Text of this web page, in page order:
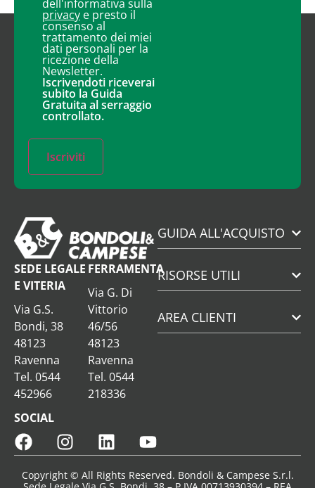
dell'informativa sulla
privacy e presto il
consenso al
trattamento dei miei
dati personali per la
ricezione della
Newsletter.
Iscrivendoti riceverai
subito la Guida
Gratuita al serraggio
controllato.
Iscriviti
SEDE LEGALE
E VITERIA
Via G.S.
Bondi, 38
48123
Ravenna
Tel. 0544
452966
FERRAMENTA
Via G. Di
Vittorio
46/56
48123
Ravenna
Tel. 0544
218336
SOCIAL
GUIDA ALL'ACQUISTO
RISORSE UTILI
AREA CLIENTI
Copyright © All Rights Reserved. Bondoli & Campese S.r.l.